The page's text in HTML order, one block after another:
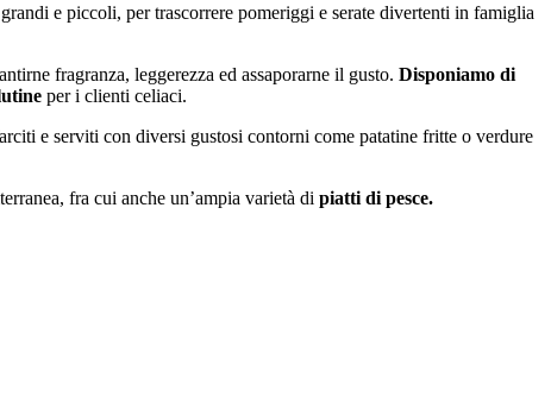
e piccoli, per trascorrere pomeriggi e serate divertenti in famiglia
fragranza, leggerezza ed assaporarne il gusto. Disponiamo di
per i clienti celiaci.
e serviti con diversi gustosi contorni come patatine fritte o verdure
fra cui anche un’ampia varietà di piatti di pesce.